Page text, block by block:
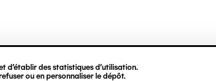
d’établir des statistiques d’utilisation.
ou en personnaliser le dépôt.